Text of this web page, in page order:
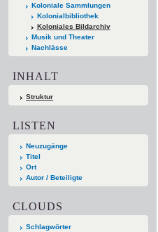
Koloniale Sammlungen
Kolonialbibliothek
Koloniales Bildarchiv
Musik und Theater
Nachlässe
INHALT
Struktur
LISTEN
Neuzugänge
Titel
Ort
Autor / Beteiligte
CLOUDS
Schlagwörter